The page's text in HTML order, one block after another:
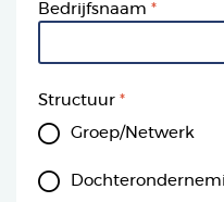
Bedrijfsnaam
Structuur
Groep/Netwerk